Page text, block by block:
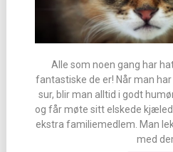
Alle som noen gang har
fantastiske de er! Når man
sur, blir man alltid i godt
og får møte sitt elskede
ekstra familiemedlem. Man
med